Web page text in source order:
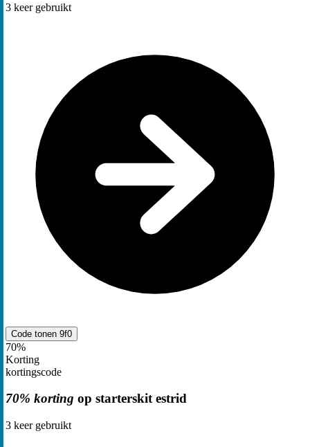
3 keer gebruikt
Code tonen 9f0
70%
Korting
kortingscode
70% korting op starterskit estrid
3 keer gebruikt